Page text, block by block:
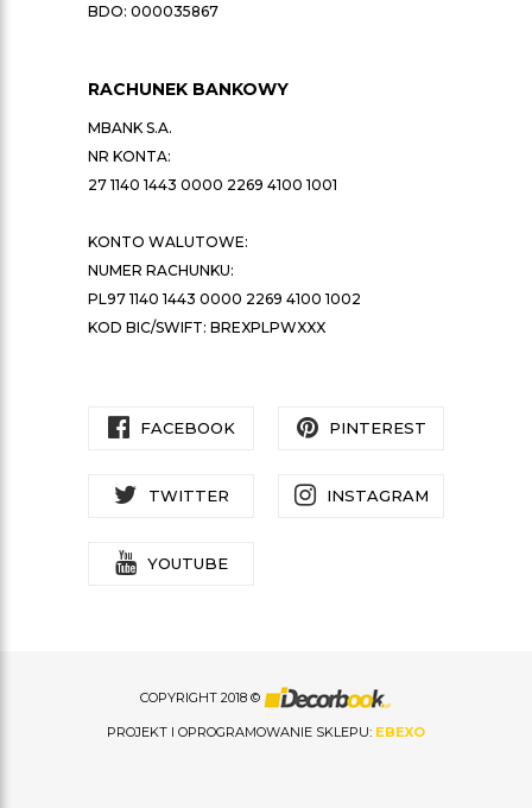
BDO: 000035867
RACHUNEK BANKOWY
MBANK S.A.
NR KONTA:
27 1140 1443 0000 2269 4100 1001
KONTO WALUTOWE:
NUMER RACHUNKU:
PL97 1140 1443 0000 2269 4100 1002
KOD BIC/SWIFT: BREXPLPWXXX
FACEBOOK PINTEREST
TWITTER INSTAGRAM
YOUTUBE
COPYRIGHT 2018 ©
PROJEKT I OPROGRAMOWANIE SKLEPU: EBEXO